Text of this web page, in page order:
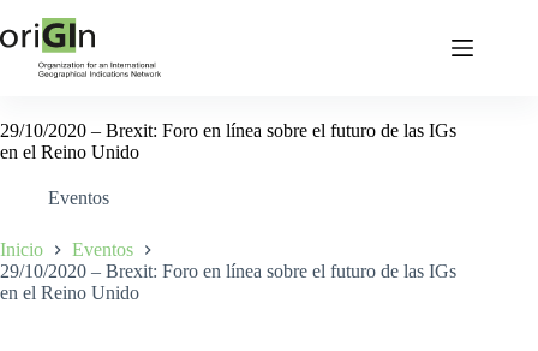
29/10/2020 – Brexit: Foro en línea sobre el futuro de las IGs
en el Reino Unido
Eventos
Inicio
Eventos
29/10/2020 – Brexit: Foro en línea sobre el futuro de las IGs
en el Reino Unido